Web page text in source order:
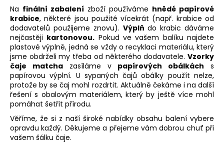
Na finální zabalení zboží používáme hnědé papírové
krabice, některé jsou použité vícekrát (např. krabice od
dodavatelů použijeme znovu). Výplň do krabic dáváme
nejčastěji kartonovou. Pokud ve vašem balíku najdete
plastové výplně, jedná se vždy o recyklaci materiálu, který
jsme obdrželi my třeba od některého dodavatele. Vzorky
čaje matchazasíláme v papírových obálkách s
papírovou výplní. U sypaných čajů obálky použít nelze,
protože by se čaj mohl rozdrtit. Aktuálně čekáme i na další
řešení s obalovým materiálem, který by ještě více mohl
pomáhat šetřit přírodu.
Věříme, že si z naší široké nabídky obsahu balení vybere
opravdu každý. Děkujeme a přejeme vám dobrou chuť při
vašem šálku čaje.